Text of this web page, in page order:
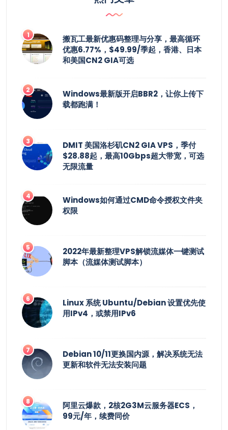
搬瓦工最新优惠码整理与分享，最高循环
优惠6.77%，$49.99/季起，香港、日本
和美国CN2 GIA可选
Windows最新版开启BBR2，让你上传下
载都跑满！
DMIT 美国洛杉矶CN2 GIA VPS，季付
$28.88起，最高10Gbps超大带宽，可选
无限流量
Windows如何通过CMD命令授权文件夹
权限
2022年最新整理VPS解锁流媒体一键测试
脚本（流媒体测试脚本）
Linux 系统 Ubuntu/Debian 设置优先使
用IPv4，或禁用IPv6
Debian 10/11更换国内源，解决系统无法
更新和软件无法安装问题
阿里云爆款，2核2G3M云服务器ECS，
99元/年，续费同价